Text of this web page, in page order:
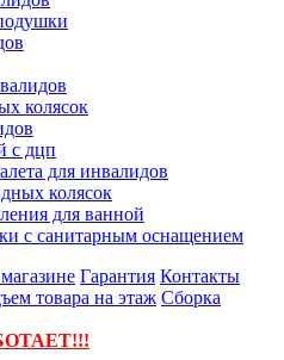
колясок
с дцп
для инвалидов
колясок
для ванной
с санитарным оснащением
Гарантия Контакты
товара на этаж Сборка